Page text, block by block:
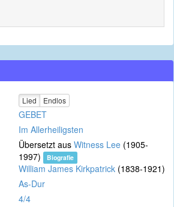
Lied Endlos
GEBET
Im Allerheiligsten
Übersetzt aus Witness Lee (1905-
1997)
Biografie
William James Kirkpatrick (1838-1921)
As-Dur
4/4